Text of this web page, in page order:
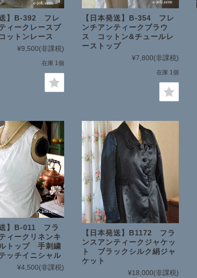
送】B-392 フレ
ィークレースブ
ットンレース
¥9,500(非課税)
在庫 1個
【日本発送】B-354 フレ
ンチアンティークブラウ
ス コットン&チュールレ
ーストップ
¥7,800(非課税)
在庫 1個
送】B-011 フラ
ィークリネンキ
トップ 手刺繍
ッチイニシャル
¥4,500(非課税)
【日本発送】B1172 フラ
ンスアンティークジャケッ
ト ブラックシルク絹ジャ
ケット
¥18,000(非課税)